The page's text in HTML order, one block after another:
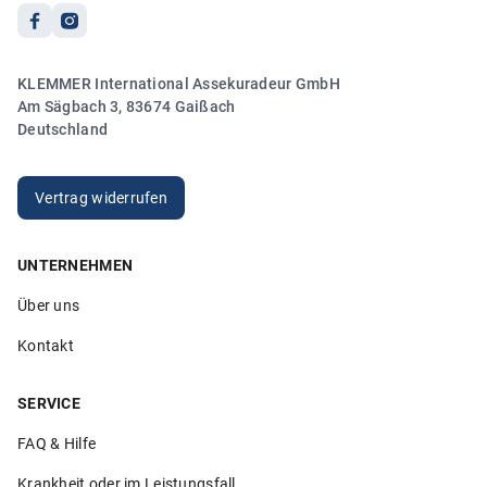
„Sehr freundlicher und kompetenter Kontakt. Vielen
Dank!“
5.00
„Sehr hilfsbereite Mitarbeiter die ihren Job verstehen. Ich
26.02.2026
KLEMMER International Assekuradeur GmbH
Am Sägbach 3, 83674 Gaißach
Deutschland
Vertrag widerrufen
UNTERNEHMEN
Über uns
Kontakt
SERVICE
FAQ & Hilfe